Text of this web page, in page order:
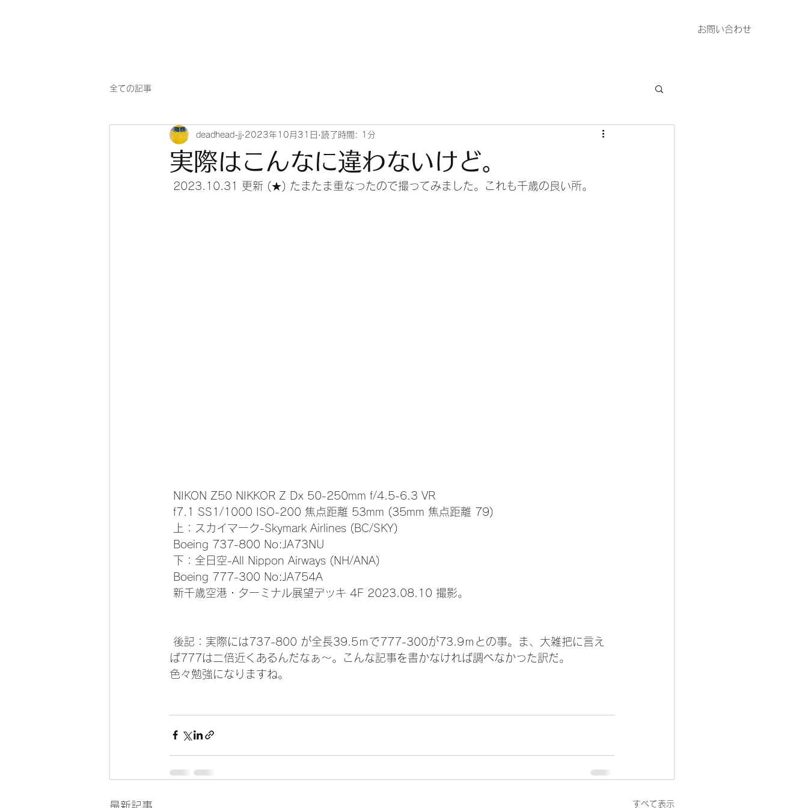
お問い合わせ
全ての記事
実際はこんなに違わないけど。
deadhead-jj 2023年10月31日 読了時間: 1分
2023.10.31 更新 (★) たまたま重なったので撮ってみました。これも千歳の良い所。
NIKON Z50 NIKKOR Z Dx 50-250mm f/4.5-6.3 VR
f7.1 SS1/1000 ISO-200 焦点距離 53mm (35mm 焦点距離 79)
上：スカイマーク-Skymark Airlines (BC/SKY)
Boeing 737-800 No:JA73NU
下：全日空-All Nippon Airways (NH/ANA)
Boeing 777-300 No:JA754A
新千歳空港・ターミナル展望デッキ 4F 2023.08.10 撮影。
ば777は二倍近くあるんだなぁ～。こんな記事を書かなければ調べなかった訳だ。
色々勉強になりますね。
最新記事 すべて表示